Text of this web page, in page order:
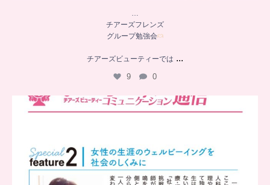
…
チアーズフレンズ
グループ勉強会
チアーズビューティーでは ...
9 0
..
8